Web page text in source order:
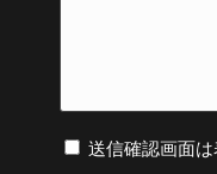
送信確認画面